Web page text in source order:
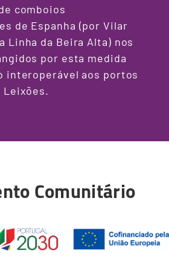
comboios
de Espanha (por Vilar
Linha da Beira Alta) nos
por esta medida
interoperável aos portos
Leixões.
Comunitário